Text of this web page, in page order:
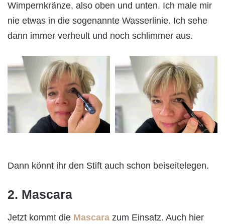
Wimpernkränze, also oben und unten. Ich male mir
nie etwas in die sogenannte Wasserlinie. Ich sehe
dann immer verheult und noch schlimmer aus.
Dann könnt ihr den Stift auch schon beiseitelegen.
2. Mascara
Jetzt kommt die Mascara zum Einsatz. Auch hier